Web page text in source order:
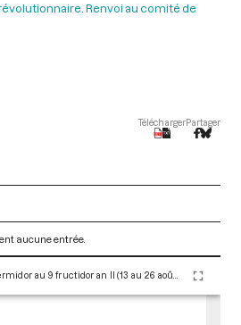
Renvoi au comité de
TéléchargerPartager
aucune entrée.